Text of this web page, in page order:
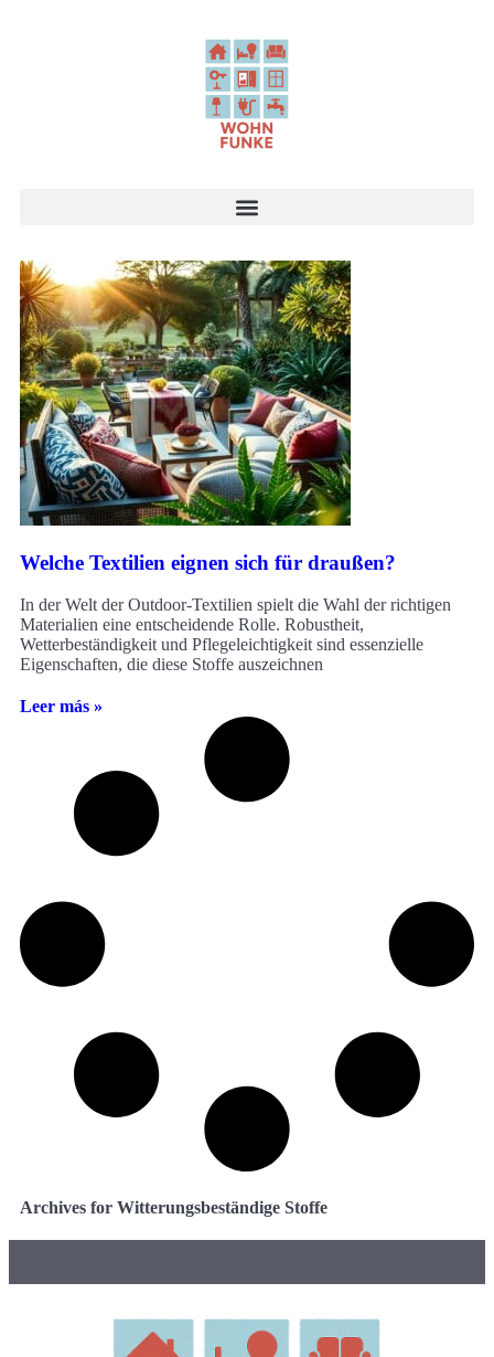
Welche Textilien eignen sich für draußen?
In der Welt der Outdoor-Textilien spielt die Wahl der richtigen
Materialien eine entscheidende Rolle. Robustheit,
Wetterbeständigkeit und Pflegeleichtigkeit sind essenzielle
Eigenschaften, die diese Stoffe auszeichnen
Leer más »
Archives for Witterungsbeständige Stoffe